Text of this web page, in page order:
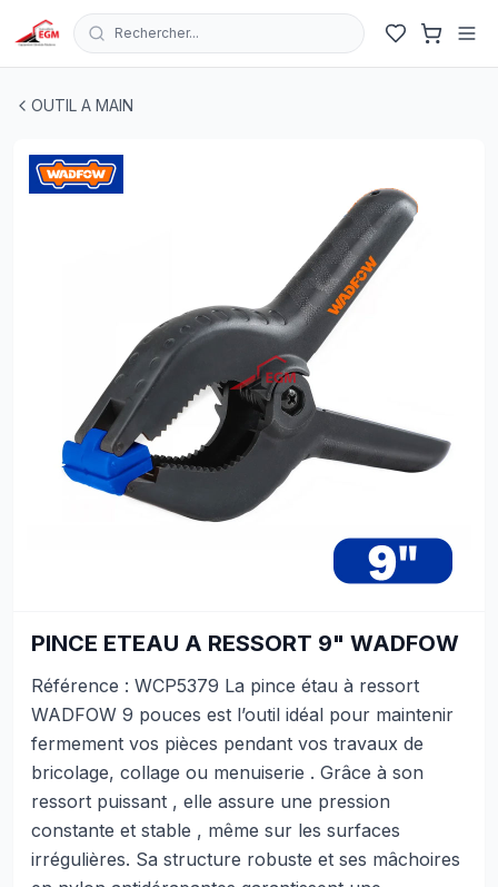
Rechercher...
OUTIL A MAIN
PINCE ETEAU A RESSORT 9" WADFOW
Référence : WCP5379 La pince étau à ressort
WADFOW 9 pouces est l’outil idéal pour maintenir
fermement vos pièces pendant vos travaux de
bricolage, collage ou menuiserie . Grâce à son
ressort puissant , elle assure une pression
constante et stable , même sur les surfaces
irrégulières. Sa structure robuste et ses mâchoires